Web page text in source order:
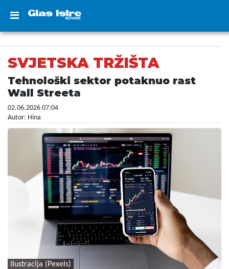
SVJETSKA TRŽIŠTA
Tehnološki sektor potaknuo rast
Wall Streeta
02.06.2026 07:04
Autor: Hina
Ilustracija (Pexels)